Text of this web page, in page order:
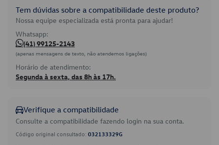
Tem dúvidas sobre a compatibilidade deste produto?
Nossa equipe especializada está pronta para ajudar!
Whatsapp:
(41) 99125-2143
(apenas mensagens de texto, não atendemos ligações)
Horário de atendimento:
Segunda à sexta, das 8h às 17h.
Verifique a compatibilidade
Consulte a compatibilidade fazendo login na sua conta.
Código original consultado: 032133329G